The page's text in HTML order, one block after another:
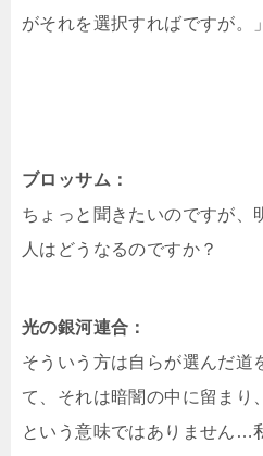
がそれを選択すればですが。」
ブロッサム：
ちょっと聞きたいのですが、
人はどうなるのですか？
光の銀河連合：
そういう方は自らが選んだ道
て、それは暗闇の中に留まり
という意味ではありません…